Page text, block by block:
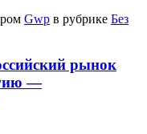
Gwp в рубрике Без
рынок
—